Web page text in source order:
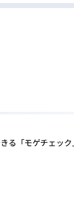
る「モゲチェッ